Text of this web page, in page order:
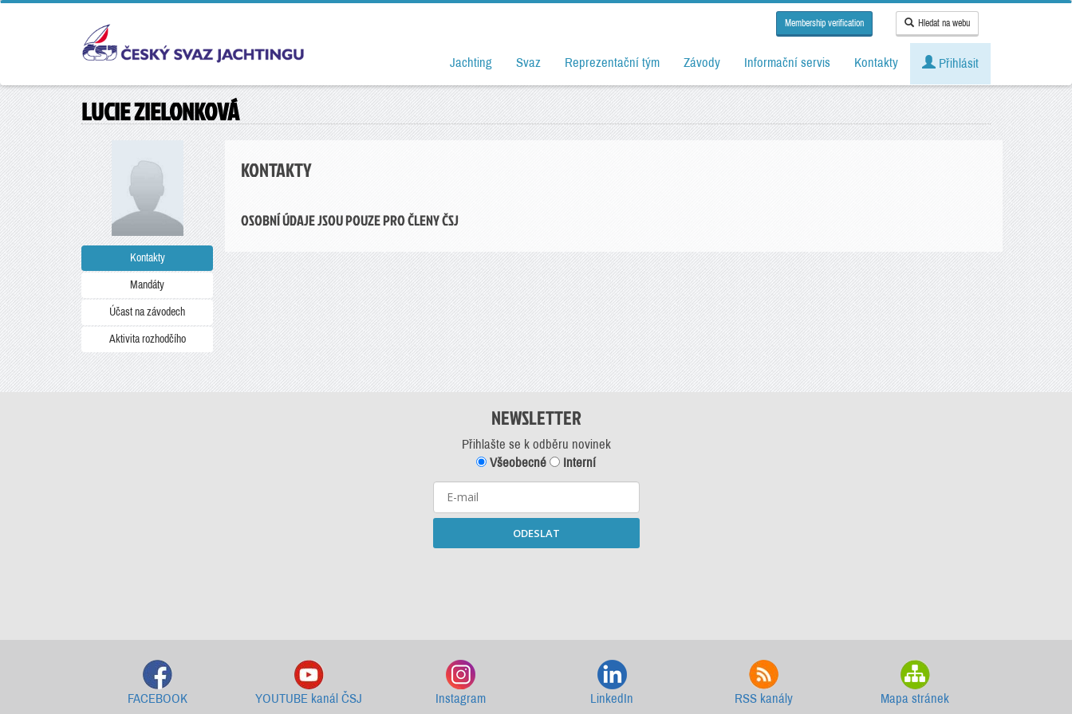
Membership verification Hledat na webu
Jachting Svaz Reprezentační tým Závody Informační servis Kontakty Přihlásit
LUCIE ZIELONKOVÁ
Kontakty
Mandáty
Účast na závodech
Aktivita rozhodčího
KONTAKTY
OSOBNÍ ÚDAJE JSOU POUZE PRO ČLENY ČSJ
NEWSLETTER
Přihlašte se k odběru novinek
Všeobecné
Interní
ODESLAT
FACEBOOK YOUTUBE kanál ČSJ Instagram LinkedIn RSS kanály Mapa stránek